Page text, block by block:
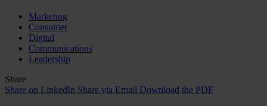
Marketing
Consumer
Digital
Communications
Leadership
Share
Share on LinkedIn Share via Email Download the PDF